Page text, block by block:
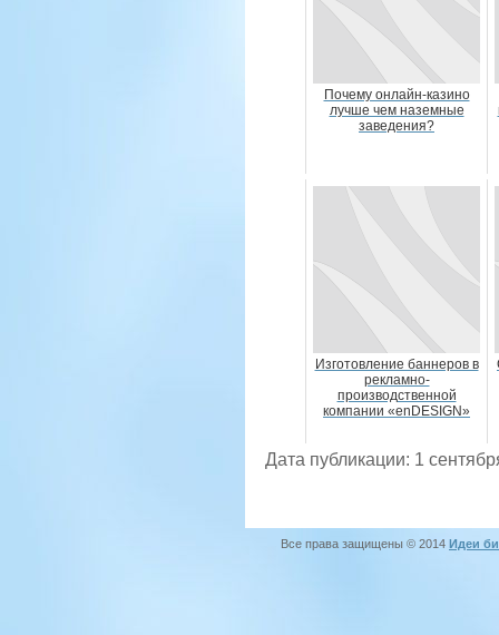
Почему онлайн-казино
лучше чем наземные
заведения?
Изготовление баннеров в
рекламно-
производственной
компании «enDESIGN»
Дата публикации: 1
Все права защищены © 2014 Идеи